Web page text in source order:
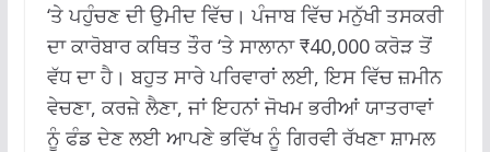
‘ਤੇ ਪਹੁੰਚਣ ਦੀ ਉਮੀਦ ਵਿੱਚ। ਪੰਜਾਬ ਵਿੱਚ ਮਨੁੱਖੀ ਤਸਕਰੀ
ਦਾ ਕਾਰੋਬਾਰ ਕਥਿਤ ਤੌਰ ‘ਤੇ ਸਾਲਾਨਾ ₹40,000 ਕਰੋੜ ਤੋਂ
ਵੱਧ ਦਾ ਹੈ। ਬਹੁਤ ਸਾਰੇ ਪਰਿਵਾਰਾਂ ਲਈ, ਇਸ ਵਿੱਚ ਜ਼ਮੀਨ
ਵੇਚਣਾ, ਕਰਜ਼ੇ ਲੈਣਾ, ਜਾਂ ਇਹਨਾਂ ਜੋਖਮ ਭਰੀਆਂ ਯਾਤਰਾਵਾਂ
ਨੂੰ ਫੰਡ ਦੇਣ ਲਈ ਆਪਣੇ ਭਵਿੱਖ ਨੂੰ ਗਿਰਵੀ ਰੱਖਣਾ ਸ਼ਾਮਲ